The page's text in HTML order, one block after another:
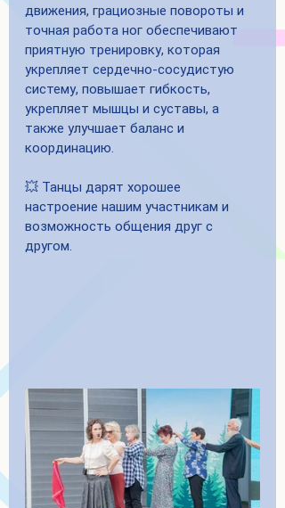
движения, грациозные повороты и
точная работа ног обеспечивают
приятную тренировку, которая
укрепляет сердечно-сосудистую
систему, повышает гибкость,
укрепляет мышцы и суставы, а
также улучшает баланс и
координацию.
💥 Танцы дарят хорошее
настроение нашим участникам и
возможность общения друг с
другом.